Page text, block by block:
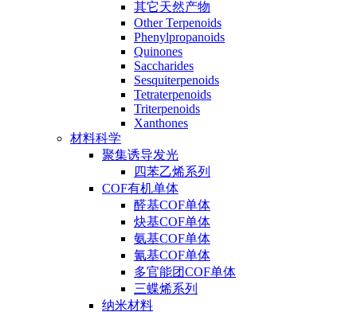
其它天然产物
Other Terpenoids
Phenylpropanoids
Quinones
Saccharides
Sesquiterpenoids
Tetraterpenoids
Triterpenoids
Xanthones
材料科学
聚集诱导发光
四苯乙烯系列
COF有机单体
醛基COF单体
炔基COF单体
氨基COF单体
氰基COF单体
多官能团COF单体
三蝶烯系列
纳米材料